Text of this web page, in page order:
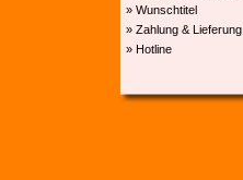
» Wunschtitel
» Zahlung & Lieferung
» Hotline